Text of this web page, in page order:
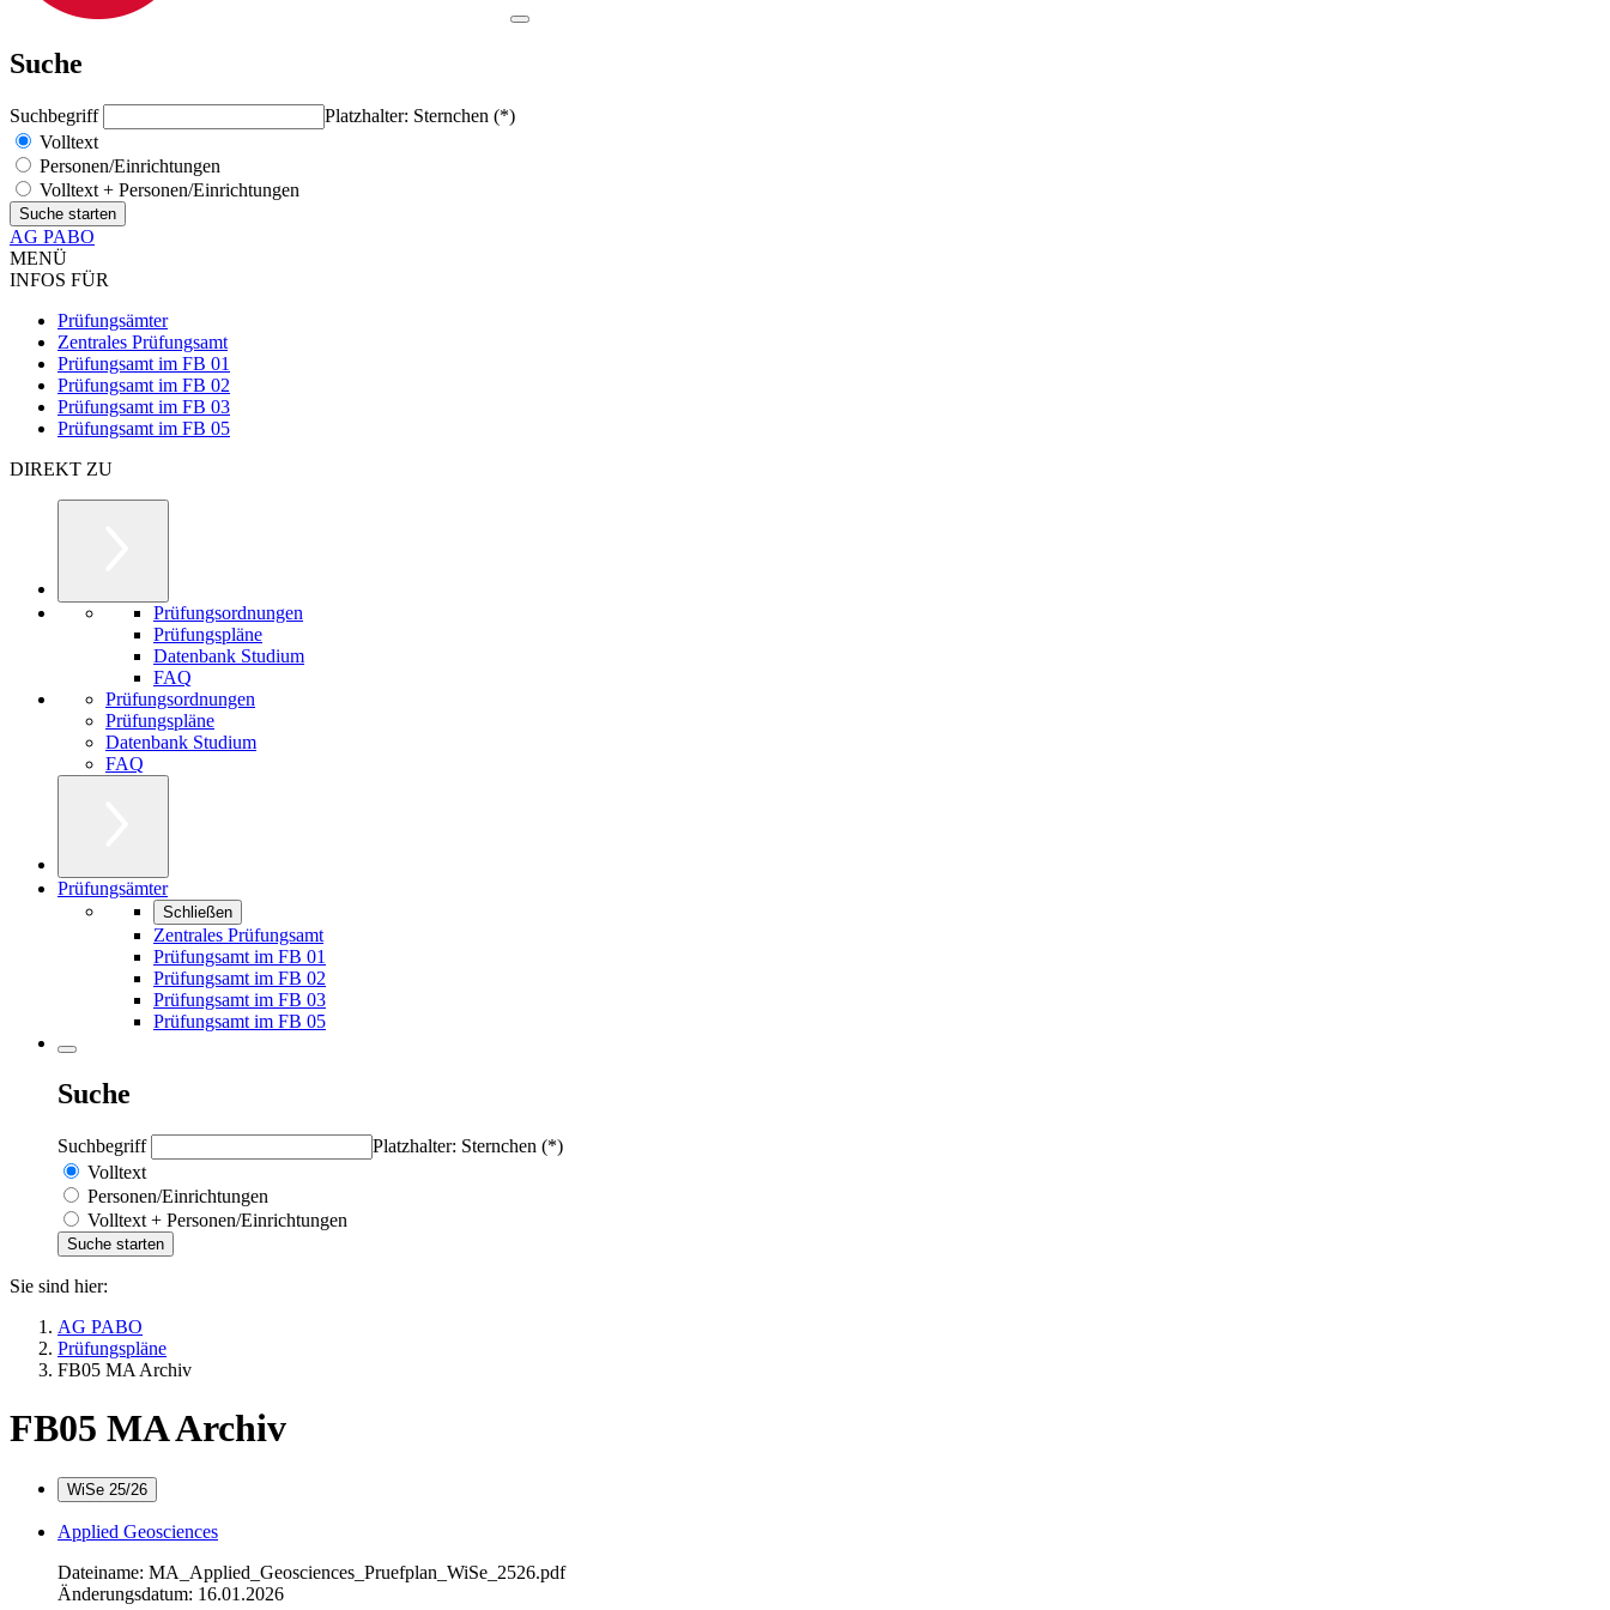
Suche
Suchbegriff
Platzhalter: Sternchen (*)
Volltext
Personen/Einrichtungen
Volltext + Personen/Einrichtungen
AG PABO
MENÜ
INFOS FÜR
Prüfungsämter
Zentrales Prüfungsamt
Prüfungsamt im FB 01
Prüfungsamt im FB 02
Prüfungsamt im FB 03
Prüfungsamt im FB 05
DIREKT ZU
Prüfungsordnungen
Prüfungspläne
Datenbank Studium
FAQ
Prüfungsordnungen
Prüfungspläne
Datenbank Studium
FAQ
Prüfungsämter
Schließen
Zentrales Prüfungsamt
Prüfungsamt im FB 01
Prüfungsamt im FB 02
Prüfungsamt im FB 03
Prüfungsamt im FB 05
Suche
Suchbegriff
Platzhalter: Sternchen (*)
Volltext
Personen/Einrichtungen
Volltext + Personen/Einrichtungen
Sie sind hier:
AG PABO
Prüfungspläne
FB05 MA Archiv
FB05 MA Archiv
WiSe 25/26
Applied Geosciences
Dateiname: MA_Applied_Geosciences_Pruefplan_WiSe_2526.pdf
Änderungsdatum: 16.01.2026